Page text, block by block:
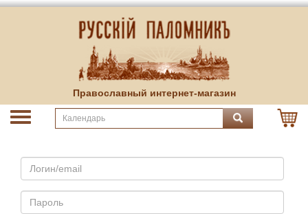
Православный интернет-магазин
Email
Пароль